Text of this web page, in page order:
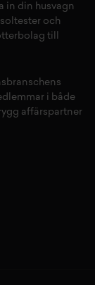
in din husvagn
och
till
i både
affärspartner